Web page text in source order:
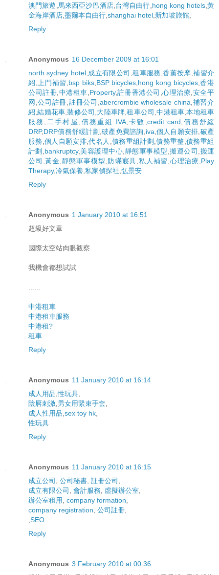
澳門旅遊 馬來西亞沙巴酒店, 台灣自由行 hong kong hotels, 黃
金海岸酒店 墨爾本自由行 shanghai hotel 新加坡旅館
Reply
Anonymous 16 December 2009 at 16:01
north sydney hotel, 成立有限公司 租車服務 香薰按摩 補習介
紹
上門補習 bsp biks, BSP bicycles hong kong bicycles, 香港
公司註冊 中港租車 Property,註冊香港公司 心理治療 安全平
网 公司註冊 註冊公司 abercrombie wholesale china 補習介
紹 ,結婚花車 ,裝修公司 大陸車牌 ,租車公司 ,中港租車 ,本地租車
服務
二手村屋 債務重組 IVA 卡數 credit card 債務舒緩
DRP,DRP債務舒緩計劃 破產免費諮詢 iva 個人自願安排 破產
服務 個人自願安排 ,代名人 債務重組計劃 債務重整 債務重組
計劃 bankruptcy, 美容護理中心 靜態軍事模型 搬運公司 搬運
公司 黃金 靜態軍事模型 防蟎寢具 私人補習 心理治療 Play
Therapy,冷氣保養 私家偵探社 弘景安
Reply
Anonymous 1 January 2010 at 16:51
超級好文章
國際太空站肉眼觀察
我機會都想試試
中港租車
中港租車服務
中港租?
租車
Reply
Anonymous 11 January 2010 at 16:14
成人用品 ,性玩具
陰唇刺激 男女用緊束手套
成人性用品 sex toy hk
性玩具
Reply
Anonymous 11 January 2010 at 16:15
成立公司
公司秘書 註冊公司
成立有限公司
會計服務 虛擬辦公室
辦公室租用 company formation
company registration 公司註冊
SEO
Reply
Anonymous 3 February 2010 at 00:36